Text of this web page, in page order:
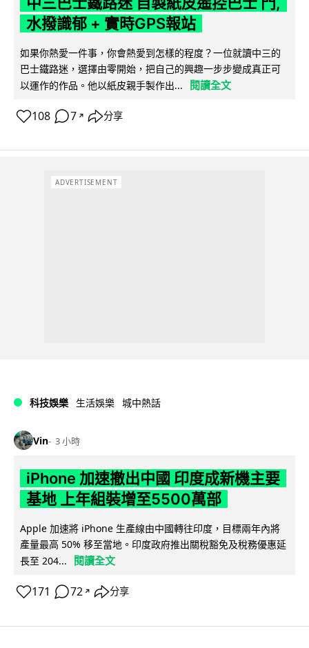
水撥識郁 + 實時GPS報站
如果你熱愛一件事，你會熱愛到怎樣的程度？一位就讀中三的
巴士鐵路迷，選擇由零開始，把自己的興趣一步步變成真正可
以運作的作品。他以紙皮親手製作出...
閱讀全文
108 7 ↗ 分享
ADVERTISEMENT
科技娛樂 生活娛樂 城中熱話
Vin 3 小時
iPhone 加速撤出中國 印度成新機主要
基地 上年組裝增至5500萬部
Apple 加速將 iPhone 生產線由中國轉往印度，目標兩年內將
產量最高 50% 移至當地。印度政府推出關稅豁免及稅務優惠延
長至 204...
閱讀全文
171 72 ↗ 分享